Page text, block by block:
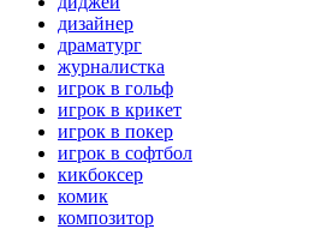
дизайнер
драматург
журналистка
игрок в гольф
игрок в крикет
игрок в покер
игрок в софтбол
кикбоксер
комик
композитор